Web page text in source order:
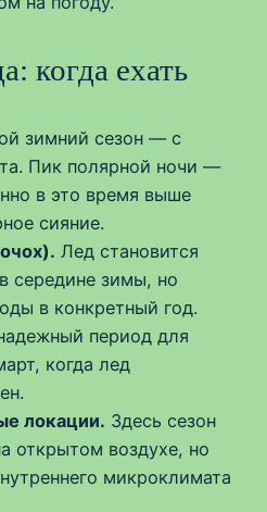
когда ехать
зимний сезон — с
Пик полярной ночи —
в это время выше
сияние.
Лед становится
середине зимы, но
в конкретный год.
период для
когда лед
локации. Здесь сезон
открытом воздухе, но
микроклимата